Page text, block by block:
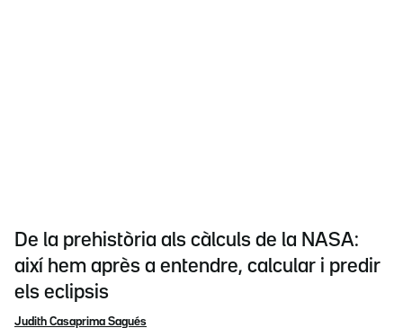
De la prehistòria als càlculs de la NASA:
així hem après a entendre, calcular i predir
els eclipsis
Judith Casaprima Sagués